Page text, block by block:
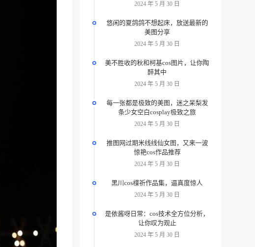
2024 年 5 月 30 日
悠闲的夏鸽鸽不想起床，放送最新的
美图分享
2024 年 5 月 30 日
美不胜收的秋和柯基cos图片，让你陶
醉其中
2024 年 5 月 30 日
每一张都是极致的美图，迷之呆梨发
条少女空白cosplay极致之旅
2024 年 5 月 30 日
推图网过期米线线仙女图，又来一波
惊艳cos作品推荐
2024 年 5 月 30 日
黑川cos楪祈作品集，逼真度惊人
2024 年 5 月 30 日
是依酱呀日常：cos技术全方位分析，
让你叹为观止
2024 年 5 月 30 日